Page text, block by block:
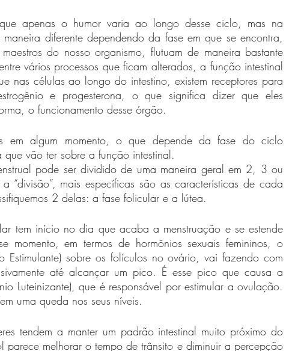
apenas o humor varia ao longo desse ciclo, mas na
diferente dependendo da fase em que se encontra,
do nosso organismo, flutuam de maneira bastante
vários processos que ficam alterados, a função intestinal
nas células ao longo do intestino, existem receptores para
e progesterona, o que significa dizer que eles
o funcionamento desse órgão.
em algum momento, o que depende da fase do ciclo
vão ter sobre a função intestinal.
pode ser dividido de uma maneira geral em 2, 3 ou
“divisão”, mais específicas são as características de cada
2 delas: a fase folicular e a lútea.
tem início no dia que acaba a menstruação e se estende
em termos de hormônios sexuais femininos, o
Estimulante) sobre os folículos no ovário, vai fazendo com
até alcançar um pico. É esse pico que causa a
Luteinizante), que é responsável por estimular a ovulação.
uma queda nos seus níveis.
tendem a manter um padrão intestinal muito próximo do
parece melhorar o tempo de trânsito e diminuir a percepção